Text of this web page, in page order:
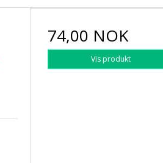
74,00 NOK
Vis produkt